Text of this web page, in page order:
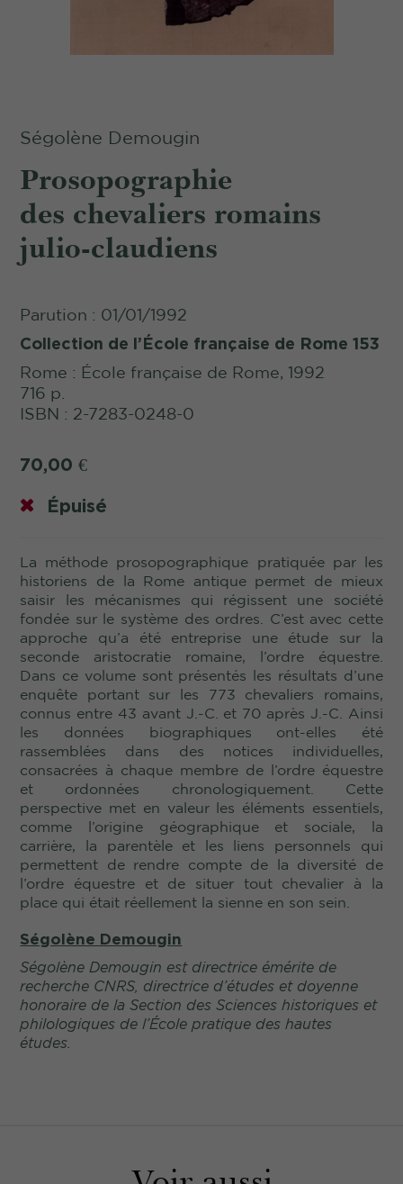
Ségolène Demougin
Prosopographie
des chevaliers romains
julio-claudiens
Parution : 01/01/1992
Collection de l’École française de Rome 153
Rome : École française de Rome, 1992
716 p.
ISBN : 2-7283-0248-0
70,00 €
Épuisé
La méthode prosopographique pratiquée par les
historiens de la Rome antique permet de mieux
saisir les mécanismes qui régissent une société
fondée sur le système des ordres. C’est avec cette
approche qu’a été entreprise une étude sur la
seconde aristocratie romaine, l’ordre équestre.
Dans ce volume sont présentés les résultats d’une
enquête portant sur les 773 chevaliers romains,
connus entre 43 avant J.-C. et 70 après J.-C. Ainsi
les données biographiques ont-elles été
rassemblées dans des notices individuelles,
consacrées à chaque membre de l’ordre équestre
et ordonnées chronologiquement. Cette
perspective met en valeur les éléments essentiels,
comme l’origine géographique et sociale, la
carrière, la parentèle et les liens personnels qui
permettent de rendre compte de la diversité de
l’ordre équestre et de situer tout chevalier à la
place qui était réellement la sienne en son sein.
Ségolène Demougin
Ségolène Demougin est directrice émérite de
recherche CNRS, directrice d’études et doyenne
honoraire de la Section des Sciences historiques et
philologiques de l’École pratique des hautes
études.